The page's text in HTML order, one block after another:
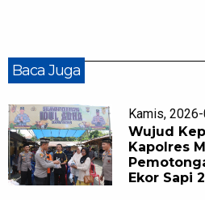
Baca Juga
Kamis,
Wujud
Kapolres
Ekor Sapi